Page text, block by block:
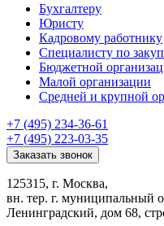
Бухгалтеру
Юристу
Кадровому работнику
Специалисту по
Бюджетной
Малой организации
Средней и крупной
+7 (495) 234-36-61
+7 (495) 223-03-35
Заказать звонок
125315, г. Москва,
вн. тер. г. муниципальный
Ленинградский, дом 68,